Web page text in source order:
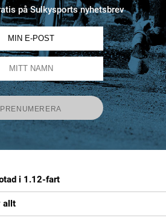
på Sulkysports nyhetsbrev
i 1.12-fart
allt